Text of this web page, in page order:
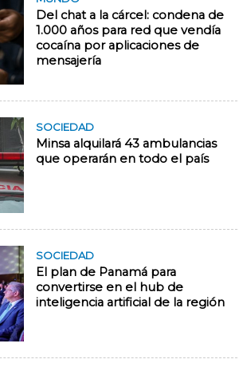
Del chat a la cárcel: condena de
1.000 años para red que vendía
cocaína por aplicaciones de
mensajería
SOCIEDAD
Minsa alquilará 43 ambulancias
que operarán en todo el país
SOCIEDAD
El plan de Panamá para
convertirse en el hub de
inteligencia artificial de la región